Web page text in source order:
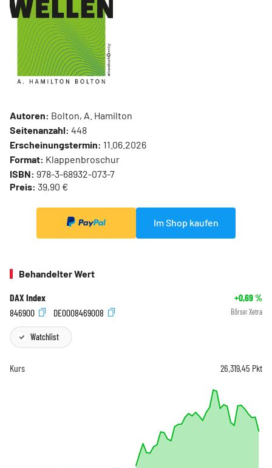
Autoren: Bolton, A. Hamilton
Seitenanzahl: 448
Erscheinungstermin: 11.06.2026
Format: Klappenbroschur
ISBN: 978-3-68932-073-7
Preis: 39,90 €
Im Shop kaufen
Behandelter Wert
DAX Index +0,69%
846900
DE0008469008 Börse: Xetra
Watchlist
Kurs 26.319,45 Pkt